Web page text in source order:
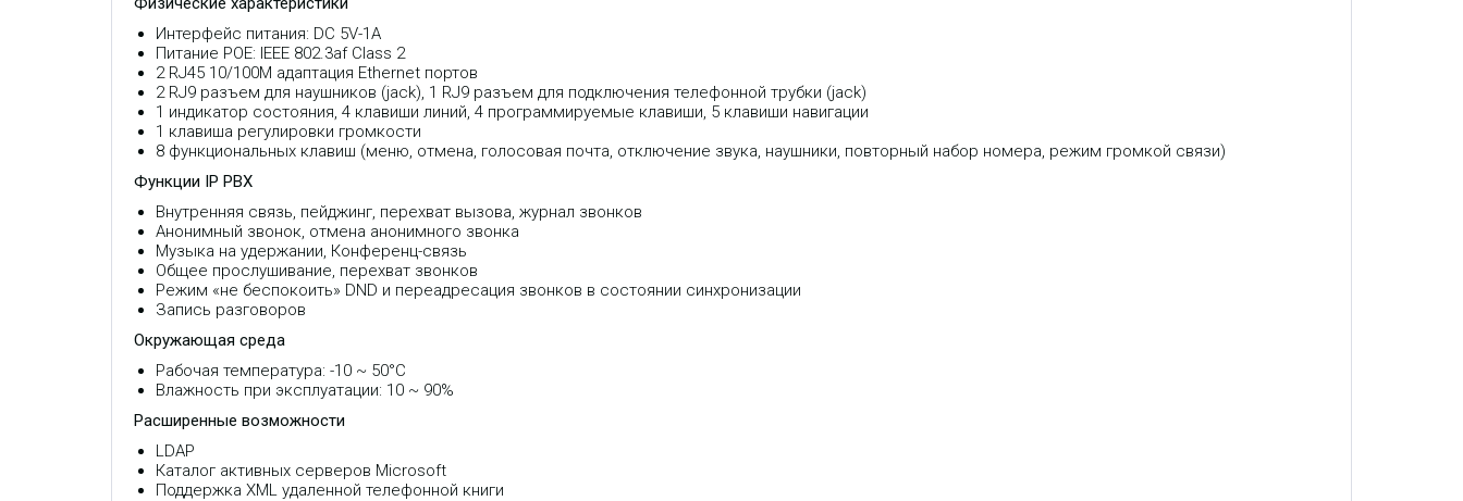
Интерфейс питания: DC 5V-1A
Питание POE: IEEE 802.3af Class 2
2 RJ45 10/100M адаптация Ethernet портов
2 RJ9 разъем для наушников (jack), 1 RJ9 разъем для подключения телефонной трубки (jack)
1 индикатор состояния, 4 клавиши линий, 4 программируемые клавиши, 5 клавиши навигации
1 клавиша регулировки громкости
8 функциональных клавиш (меню, отмена, голосовая почта, отключение звука, наушники, повторный набор номера, режим громкой связи)
Функции IP PBX
Внутренняя связь, пейджинг, перехват вызова, журнал звонков
Анонимный звонок, отмена анонимного звонка
Музыка на удержании, Конференц-связь
Общее прослушивание, перехват звонков
Режим «не беспокоить» DND и переадресация звонков в состоянии синхронизации
Запись разговоров
Окружающая среда
Рабочая температура: -10 ~ 50°C
Влажность при эксплуатации: 10 ~ 90%
Расширенные возможности
LDAP
Каталог активных серверов Microsoft
Поддержка XML удаленной телефонной книги